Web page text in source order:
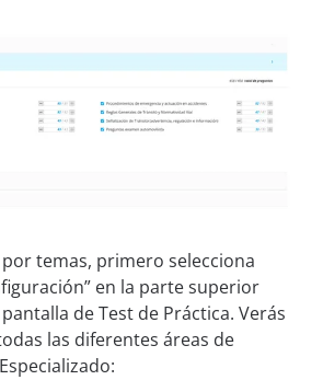
temas, primero selecciona
en la parte superior
de Test de Práctica. Verás
las diferentes áreas de